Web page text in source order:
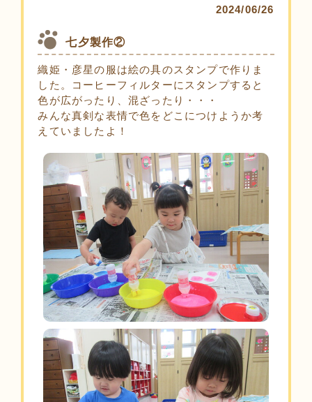
2024/06/26
七夕製作②
織姫・彦星の服は絵の具のスタンプで作りま
した。コーヒーフィルターにスタンプすると
色が広がったり、混ざったり・・・
みんな真剣な表情で色をどこにつけようか考
えていましたよ！